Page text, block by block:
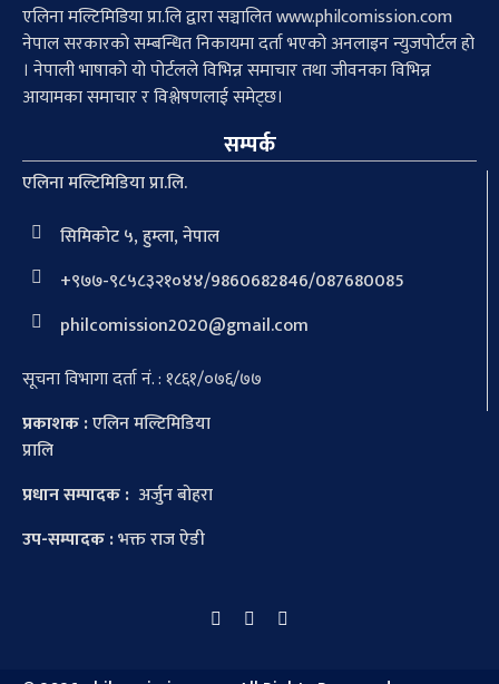
एलिना मल्टिमिडिया प्रा.लि द्वारा सञ्चालित www.philcomission.com
नेपाल सरकारको सम्बन्धित निकायमा दर्ता भएको अनलाइन न्युजपोर्टल हो
। नेपाली भाषाको यो पोर्टलले विभिन्न समाचार तथा जीवनका विभिन्न
आयामका समाचार र विश्लेषणलाई समेट्छ।
सम्पर्क
एलिना मल्टिमिडिया प्रा.लि.
सिमिकोट ५, हुम्ला, नेपाल
+९७७-९८५८३२१०४४/9860682846/087680085
philcomission2020@gmail.com
सूचना विभागा दर्ता नं. : १८६१/०७६/७७
प्रकाशक :एलिन मल्टिमिडिया
प्रालि
प्रधान सम्पादक : अर्जुन बोहरा
उप-सम्पादक :भक्त राज ऐडी